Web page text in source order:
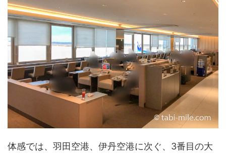
体感では、羽田空港、伊丹空港に次ぐ、3番目の大